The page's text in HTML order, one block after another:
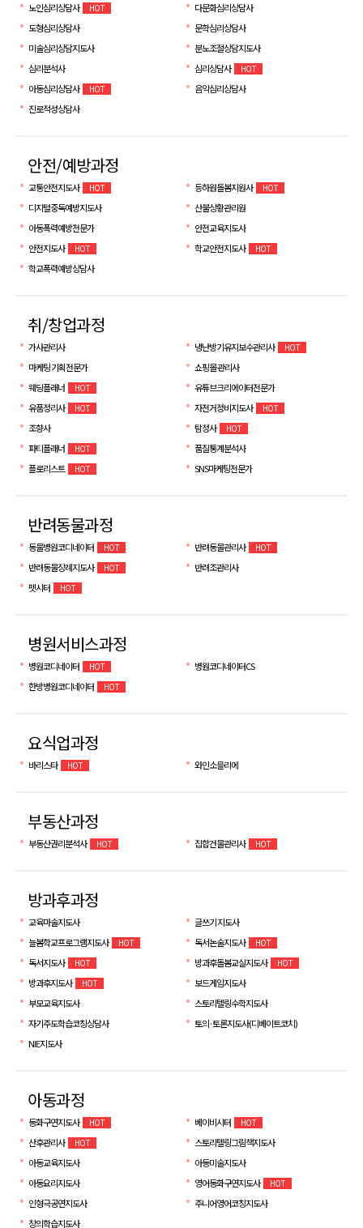
노인심리상담사
HOT
다문화심리상담사
도형심리상담사
문학심리상담사
미술심리상담지도사
분노조절상담지도사
심리분석사
심리상담사 HOT
아동심리상담사 HOT
음악심리상담사
진로적성상담사
안전/예방과정
교통안전지도사 HOT 등하원돌봄지원사 HOT
디지털중독예방지도사
산불상황관리원
아동폭력예방전문가
안전교육지도사
안전지도사
HOT 학교안전지도사 HOT
학교폭력예방상담사
취/창업과정
가사관리사 냉난방기유지보수관리사 HOT
마케팅 기획전문가
쇼핑몰 관리사
웨딩플래너
HOT
유튜브크리에이터전문가
유품정리사
HOT 자전거정비지도사 HOT
조향사 탐정사 HOT
파티플래너 HOT
품질통계분석사
플로리스트
HOT SNS마케팅전문가
반려동물과정
동물병원코디네이터 HOT 반려동물관리사 HOT
반려동물장례지도사 HOT
반려조관리사
펫시터
HOT
병원서비스과정
병원코디네이터 HOT
병원코디네이터CS
한방병원코디네이터
HOT
요식업과정
바리스타 HOT 와인소믈리에
부동산과정
부동산권리분석사 HOT 집합건물관리사 HOT
방과후과정
교육마술지도사
글쓰기 지도사
늘봄학교프로그램지도사
HOT 독서논술지도사 HOT
독서지도사 HOT 방과후돌봄교실지도사 HOT
방과후지도사 HOT
보드게임지도사
부모교육지도사
스토리텔링수학지도사
자기주도학습코칭상담사
토의·토론지도사(디베이트코치)
NIE지도사
아동과정
동화구연지도사 HOT 베이비시터 HOT
산후관리사 HOT
스토리텔링그림책지도사
아동교육지도사
아동미술지도사
아동요리지도사
영어동화구연지도사 HOT
인형극공연지도사
주니어영어코칭지도사
창의학습지도사